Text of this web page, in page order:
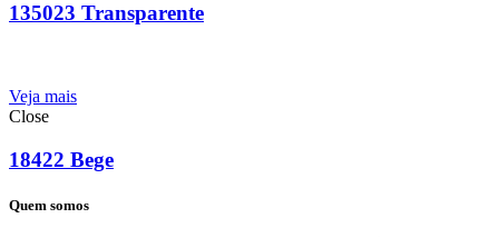
135023 Transparente
Veja mais
Close
18422 Bege
Quem somos